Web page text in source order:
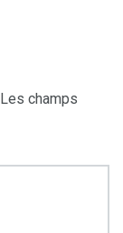
Les champs